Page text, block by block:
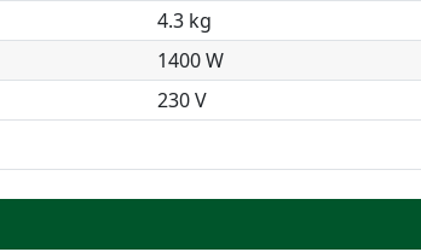
4.3 kg
1400 W
230 V